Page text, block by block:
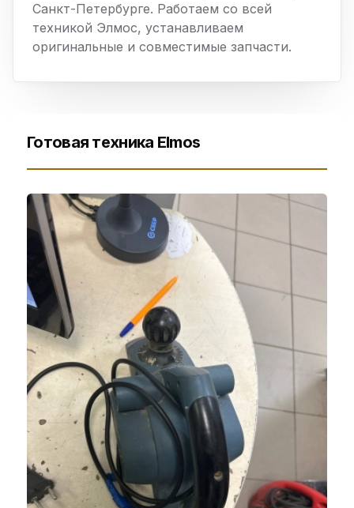
Санкт-Петербурге. Работаем со всей
техникой Элмос, устанавливаем
оригинальные и совместимые запчасти.
Готовая техника Elmos